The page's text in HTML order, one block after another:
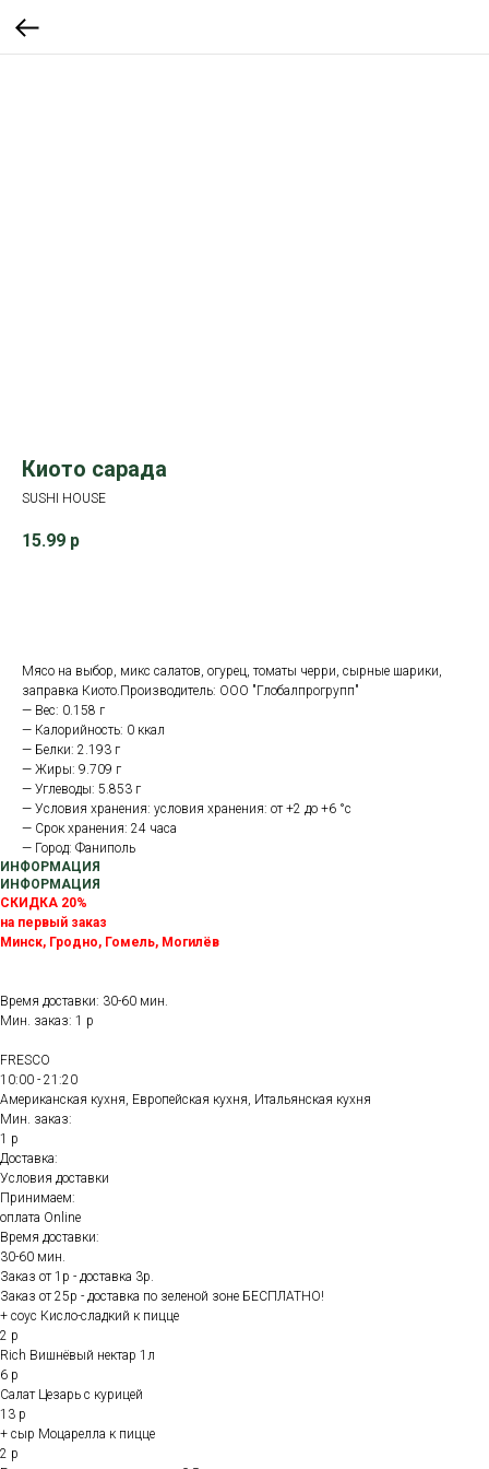
Киото сарада
SUSHI HOUSE
15.99 р
Мясо на выбор, микс салатов, огурец, томаты черри, сырные шарики,
заправка Киото.Производитель: ООО "Глобалпрогрупп"
— Вес: 0.158 г
— Калорийность: 0 ккал
— Белки: 2.193 г
— Жиры: 9.709 г
— Углеводы: 5.853 г
— Условия хранения: условия хранения: от +2 до +6 °с
— Срок хранения: 24 часа
— Город: Фаниполь
ИНФОРМАЦИЯ
ИНФОРМАЦИЯ
СКИДКА 20%
на первый заказ
Минск, Гродно, Гомель, Могилёв
Время доставки: 30-60 мин.
Мин. заказ: 1 р
FRESCO
10:00 - 21:20
Американская кухня, Европейская кухня, Итальянская кухня
Мин. заказ:
1 р
Доставка:
Условия доставки
Принимаем:
оплата Online
Время доставки:
30-60 мин.
Заказ от 1р - доставка 3р.
Заказ от 25р - доставка по зеленой зоне БЕСПЛАТНО!
+ соус Кисло-сладкий к пицце
2 р
Rich Вишнёвый нектар 1л
6 р
Салат Цезарь с курицей
13 р
+ сыр Моцарелла к пицце
2 р